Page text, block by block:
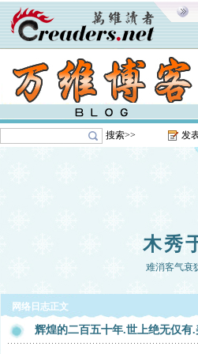
搜索>> 发
木秀
难消客气衰
网络日志正文
辉煌的二百五十年.世上绝无仅有